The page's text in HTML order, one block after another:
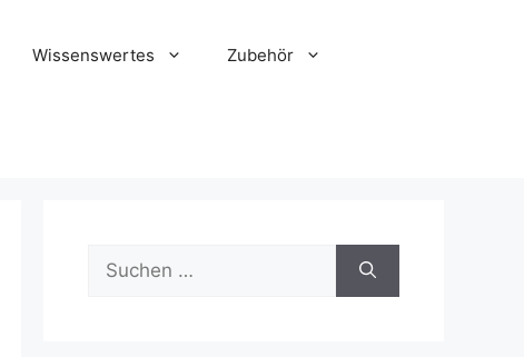
Wissenswertes Zubehör
Suche
nach: